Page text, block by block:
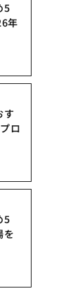
5
年
す
ロ
5
を